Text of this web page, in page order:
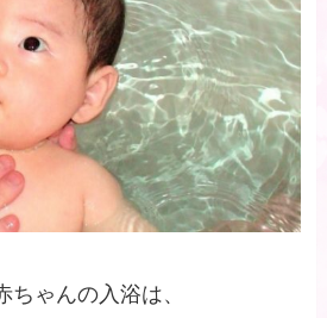
ゃんの入浴は、